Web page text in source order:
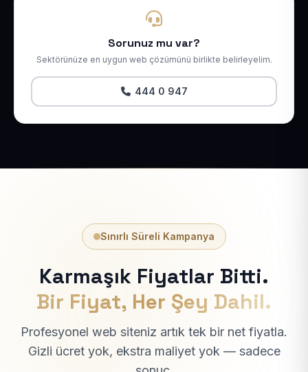
Sorunuz mu var?
Sektörünüze en uygun web çözümünü birlikte belirleyelim.
444 0 947
Sınırlı Süreli Kampanya
Karmaşık Fiyatlar Bitti.
Bir Fiyat, Her Şey Dahil.
Profesyonel web siteniz artık tek bir net fiyatla.
Gizli ücret yok, ekstra maliyet yok — sadece